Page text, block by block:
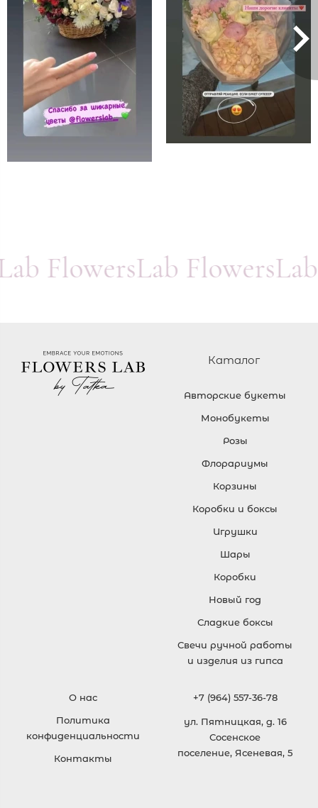
FlowersLab
Каталог
Авторские букеты
Монобукеты
Розы
Флорариумы
Корзины
Коробки и боксы
Игрушки
Шары
Коробки
Новый год
Сладкие боксы
Свечи ручной работы
и изделия из гипса
О нас
Политика
конфиденциальности
Контакты
+7 (964) 557-36-78
ул. Пятницкая, д. 16
Сосенское
поселение, Ясеневая, 5